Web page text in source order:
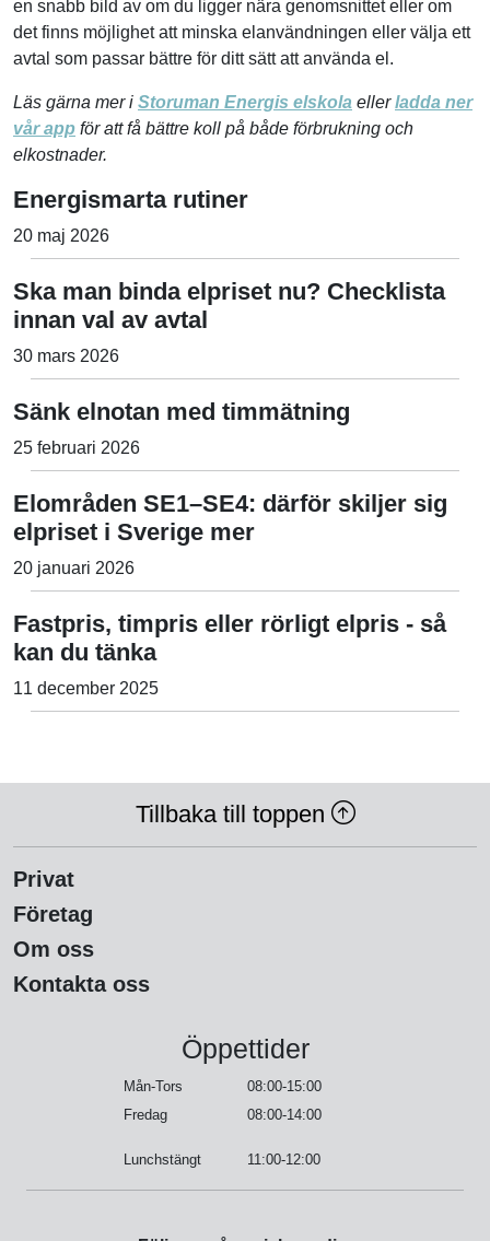
en snabb bild av om du ligger nära genomsnittet eller om
det finns möjlighet att minska elanvändningen eller välja ett
avtal som passar bättre för ditt sätt att använda el.
Läs gärna mer i Storuman Energis elskola ellerladda ner
vår app för att få bättre koll på både förbrukning och
elkostnader.
Energismarta rutiner
20 maj 2026
Ska man binda elpriset nu? Checklista
innan val av avtal
30 mars 2026
Sänk elnotan med timmätning
25 februari 2026
Elområden SE1–SE4: därför skiljer sig
elpriset i Sverige mer
20 januari 2026
Fastpris, timpris eller rörligt elpris - så
kan du tänka
11 december 2025
Tillbaka till toppen
Privat
Företag
Om oss
Kontakta oss
Öppettider
Mån-Tors
08:00-15:00
Fredag
08:00-14:00
Lunchstängt 11:00-12:00